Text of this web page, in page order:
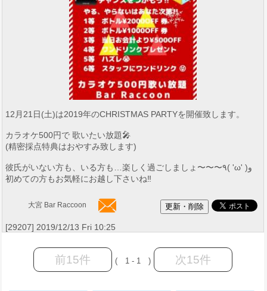
12月21日(土)は2019年のCHRISTMAS PARTYを開催致します。
カラオケ500円で 歌いたい放題🎤
(精密採点特典はおやすみ致します)
彼氏がいない方も、いる方も…楽しく過ごしましょ〜〜〜٩( 'ω' )و
初めての方もお気軽にお越し下さいね‼︎
大宮 Bar Raccoon
[29207] 2019/12/13 Fri 10:25
前15件 ( 1 - 1 ) 次15件